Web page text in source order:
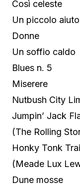
Così celeste
Un piccolo aiuto
Donne
Un soffio caldo
Blues n. 5
Miserere
Nutbush City
Jumpin’ Jack
(The Rolling
Honky Tonk
(Meade Lux
Dune mosse